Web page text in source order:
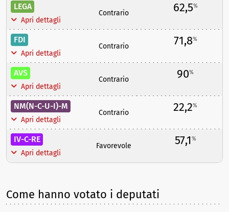
LEGA
Apri dettagli
Contrario 62,5%
FDI
Apri dettagli
Contrario 71,8%
AVS
Apri dettagli
Contrario 90%
NM(N-C-U-I)-M
Apri dettagli
Contrario 22,2%
IV-C-RE
Apri dettagli
Favorevole 57,1%
Come hanno votato i deputati